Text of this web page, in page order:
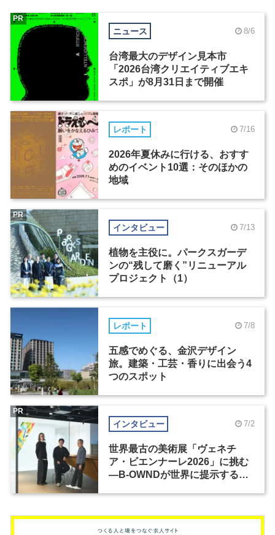
ニュース 8/6
台湾最大のデザイン見本市
「2026台湾クリエイティブエキ
スポ」が8月31日まで開催
PR
レポート 7/16
2026年夏休みに行ける、おすす
めのイベント10選：そのほかの
地域
インタビュー 7/13
植物を主役に。パークスガーデ
ンの“残して磨く”リニューアル
プロジェクト（1）
PR
レポート 7/8
五感でめぐる、金沢デザイン
旅。建築・工芸・香りに出会う4
つのスポット
インタビュー 7/2
世界最古の美術展「ヴェネチ
ア・ビエンナーレ2026」に挑む
―B-OWNDが世界に提示する美
PR